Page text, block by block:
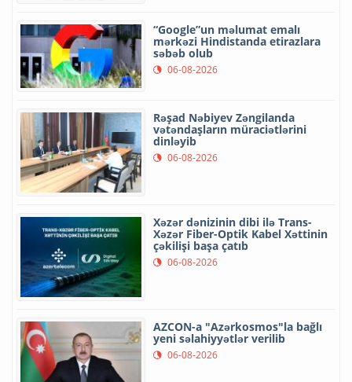
“Google”un məlumat emalı
mərkəzi Hindistanda etirazlara
səbəb olub
06-08-2026
Rəşad Nəbiyev Zəngilanda
vətəndaşların müraciətlərini
dinləyib
06-08-2026
Xəzər dənizinin dibi ilə Trans-
Xəzər Fiber-Optik Kabel Xəttinin
çəkilişi başa çatıb
06-08-2026
AZCON-a "Azərkosmos"la bağlı
yeni səlahiyyətlər verilib
06-08-2026